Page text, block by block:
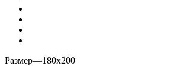
Размер—180x200